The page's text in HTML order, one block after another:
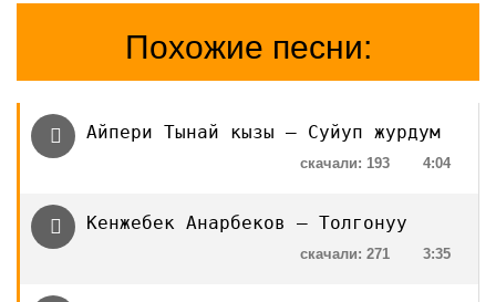
Похожие песни:
Айпери Тынай кызы — Суйуп журдум
4:04
скачали: 193
Кенжебек Анарбеков — Толгонуу
3:35
скачали: 271